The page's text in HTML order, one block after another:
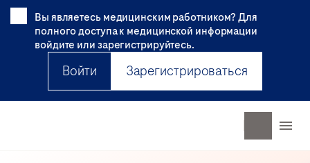
Вы являетесь медицинским работником? Для
полного доступа к медицинской информации
войдите или зарегистрируйтесь.
Войти Зарегистрироваться